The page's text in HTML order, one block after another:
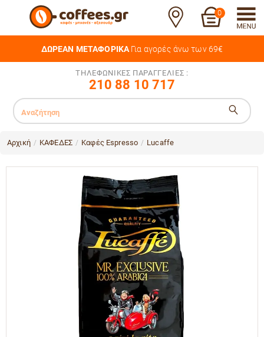
0
ΔΩΡΕΑΝ ΜΕΤΑΦΟΡΙΚΑ Για αγορές άνω των 69€
ΤΗΛΕΦΩΝΙΚΕΣ ΠΑΡΑΓΓΕΛΙΕΣ :
210 88 10 717
Αρχική / ΚΑΦΕΔΕΣ / Καφές Espresso / Lucaffe